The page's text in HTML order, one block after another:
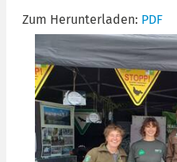
Zum Herunterladen: PDF